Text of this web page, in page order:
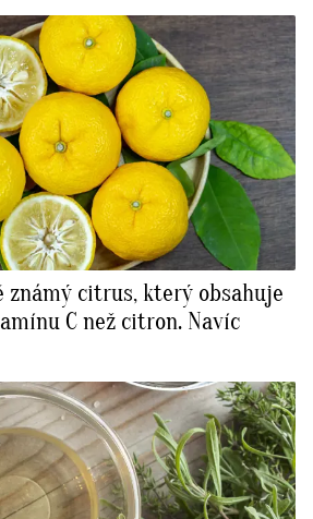
známý citrus, který obsahuje
C než citron. Navíc